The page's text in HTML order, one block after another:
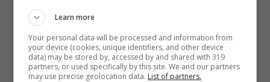
Learn more
Your personal data will be processed and information from
your device (cookies, unique identifiers, and other device
data) may be stored by, accessed by and shared with 319
partners, or used specifically by this site. We and our partners
may use precise geolocation data. List of partners.